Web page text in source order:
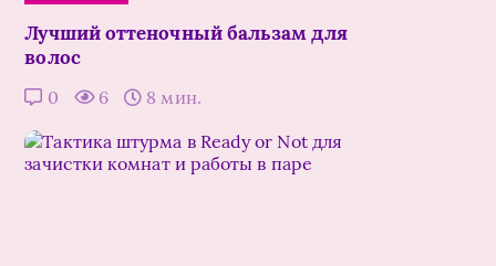
Лучший оттеночный бальзам для
волос
0 6 8 мин.